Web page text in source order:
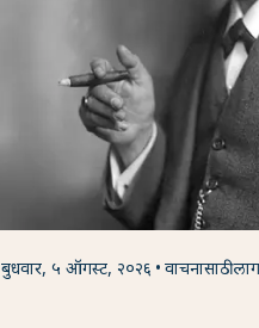
बुधवार, ५ ऑगस्ट, २०२६ वाचनासाठी